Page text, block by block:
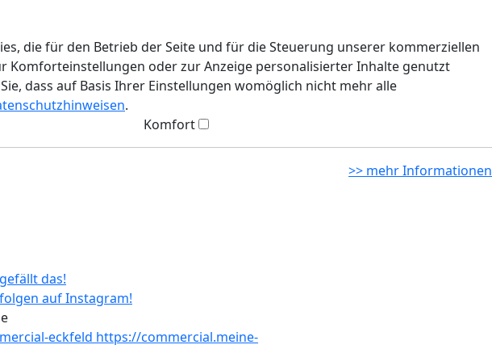
die für den Betrieb der Seite und für die Steuerung unserer kommerziellen
Komforteinstellungen oder zur Anzeige personalisierter Inhalte genutzt
dass auf Basis Ihrer Einstellungen womöglich nicht mehr alle
.
Komfort
>> mehr Informationen
das!
auf Instagram!